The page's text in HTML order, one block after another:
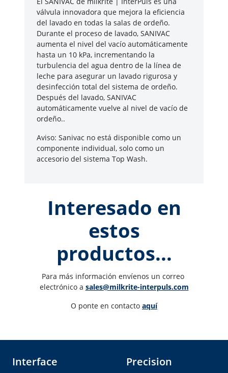
válvula innovadora que mejora la eficiencia
del lavado en todas la salas de ordeño.
Durante el proceso de lavado, SANIVAC
aumenta el nivel del vacío automáticamente
hasta un 10 kPa, incrementando la
turbulencia del agua dentro de la línea de
leche para asegurar un lavado rigurosa y
desinfección total del sistema de ordeño.
Después del lavado, SANIVAC
automáticamente vuelve al nivel de vacío de
ordeño..
Aviso: Sanivac no está disponible como un
componente individual, solo como un
accesorio del sistema Top Wash.
Interesado en
estos
productos...
Para más información envíenos un correo
electrónico a sales@milkrite-interpuls.com
O ponte en contacto aquí
Interface Precision